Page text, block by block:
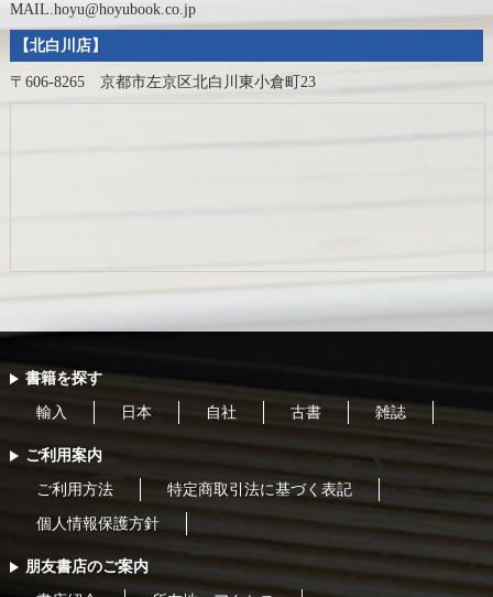
MAIL.hoyu@hoyubook.co.jp
【北白川店】
〒606-8265 京都市左京区北白川東小倉町23
書籍を探す
輸入 日本 自社 古書 雑誌
ご利用案内
ご利用方法 特定商取引法に基づく表記
個人情報保護方針
朋友書店のご案内